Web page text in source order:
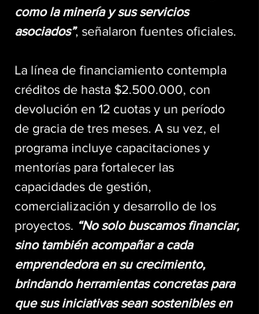
como la minería y sus servicios
asociados”, señalaron fuentes oficiales.
La línea de financiamiento contempla
créditos de hasta $2.500.000, con
devolución en 12 cuotas y un período
de gracia de tres meses. A su vez, el
programa incluye capacitaciones y
mentorías para fortalecer las
capacidades de gestión,
comercialización y desarrollo de los
proyectos. “No solo buscamos financiar,
sino también acompañar a cada
emprendedora en su crecimiento,
brindando herramientas concretas para
que sus iniciativas sean sostenibles en